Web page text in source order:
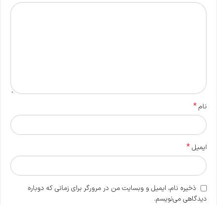
نام*
ایمیل*
ذخیره نام، ایمیل و وبسایت من در مرورگر برای زمانی که دوباره
دیدگاهی می‌نویسم.